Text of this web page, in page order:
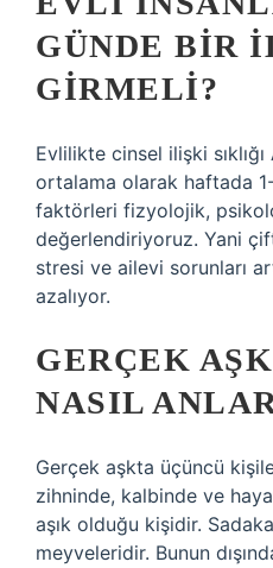
GÜNDE BIR
GIRMELI?
Evlilikte cinsel ilişki
ortalama olarak haftada 1-
faktörleri fizyolojik,
değerlendiriyoruz. Yani
stresi ve ailevi sorunları
azalıyor.
GERÇEK
NASIL
Gerçek aşkta üçüncü
zihninde, kalbinde ve
aşık olduğu kişidir.
meyveleridir. Bunun